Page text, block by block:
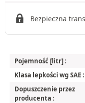
Bezpieczna
Pojemność [litr] :
Klasa lepkości wg SAE :
Dopuszczenie przez
producenta :